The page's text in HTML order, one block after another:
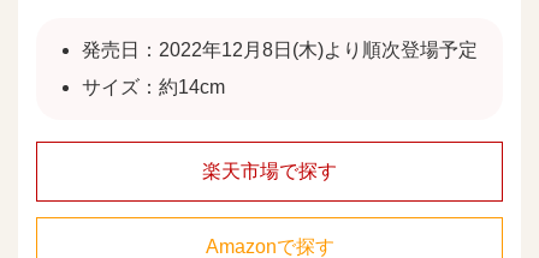
発売日：2022年12月8日(木)より順次登場予定
サイズ：約14cm
楽天市場で探す
Amazonで探す